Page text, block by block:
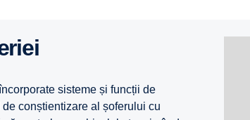
sisteme și funcții de
conștientizare al șoferului cu